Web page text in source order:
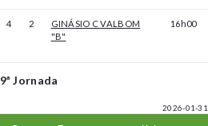
4 2
GINÁSIO C VALBOM
"B"
16h00
9ª Jornada
2026-01-31